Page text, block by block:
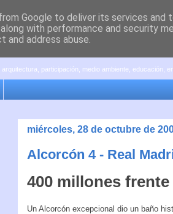
participación, medio ambiente, educación,
miércoles, 28 de octubre de
Alcorcón 4 - Real
400 millones
Un Alcorcón excepcional dio un baño
Google to deliver its services and
with performance and security
address abuse.